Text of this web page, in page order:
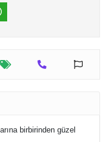
birbirinden güzel